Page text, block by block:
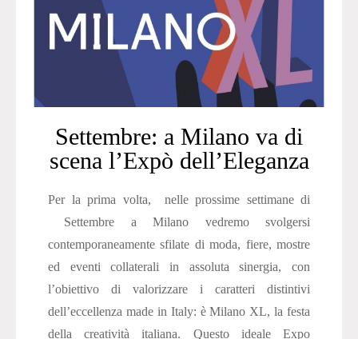
Settembre: a Milano va di
scena l’Expò dell’Eleganza
Per la prima volta, nelle prossime settimane di
Settembre a Milano vedremo svolgersi
contemporaneamente sfilate di moda, fiere, mostre
ed eventi collaterali in assoluta sinergia, con
l’obiettivo di valorizzare i caratteri distintivi
dell’eccellenza made in Italy: è Milano XL, la festa
della creatività italiana. Questo ideale Expo